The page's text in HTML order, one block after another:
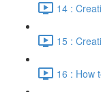
14 :
15 :
16 : How